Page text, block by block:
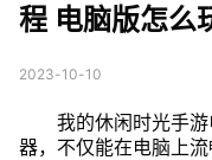
程 电脑版怎么
2023-10-10
我的休闲时光手
器，不仅能在电脑上